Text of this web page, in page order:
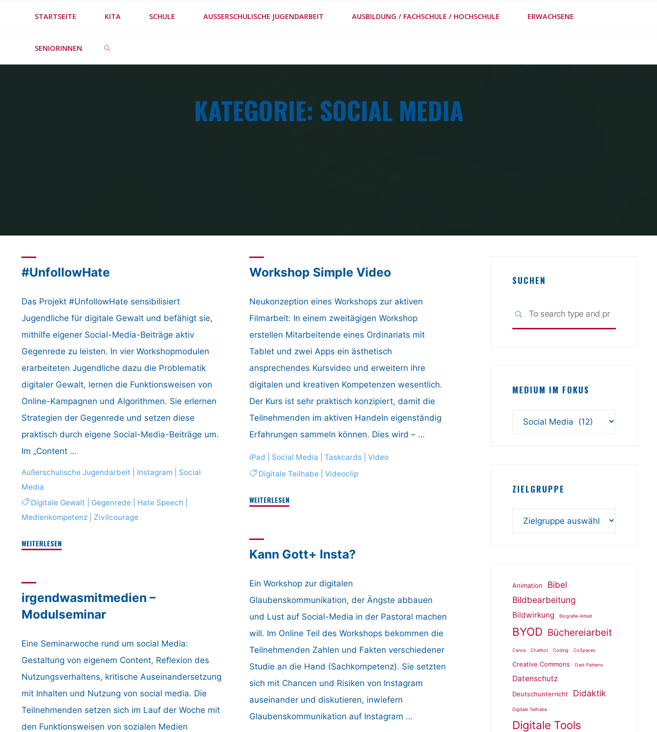
METHODENSTECKBRIEFE
STARTSEITE KITA SCHULE AUSSERSCHULISCHE JUGENDARBEIT AUSBILDUNG / FACHSCHULE / HOCHSCHULE ERWACHSENE
SENIORINNEN
KATEGORIE: SOCIAL MEDIA
#UnfollowHate
Das Projekt #UnfollowHate sensibilisiert
Jugendliche für digitale Gewalt und befähigt sie,
mithilfe eigener Social-Media-Beiträge aktiv
Gegenrede zu leisten. In vier Workshopmodulen
erarbeiteten Jugendliche dazu die Problematik
digitaler Gewalt, lernen die Funktionsweisen von
Online-Kampagnen und Algorithmen. Sie erlernen
Strategien der Gegenrede und setzen diese
praktisch durch eigene Social-Media-Beiträge um.
Im „Content …
Außerschulische Jugendarbeit Instagram
Social
Media
Digitale Gewalt
Gegenrede Hate Speech
Medienkompetenz
Zivilcourage
WEITERLESEN"#UnfollowHate"
Workshop Simple Video
Neukonzeption eines Workshops zur aktiven
Filmarbeit: In einem zweitägigen Workshop
erstellen Mitarbeitende eines Ordinariats mit
Tablet und zwei Apps ein ästhetisch
ansprechendes Kursvideo und erweitern ihre
digitalen und kreativen Kompetenzen wesentlich.
Der Kurs ist sehr praktisch konzipiert, damit die
Teilnehmenden im aktiven Handeln eigenständig
Erfahrungen sammeln können. Dies wird – …
iPad Social Media Taskcards
Video
Digitale Teilhabe |Videoclip
WEITERLESEN"Workshop
Kann Gott+ Insta?
Ein Workshop zur digitalen
Glaubenskommunikation, der Ängste abbauen
und Lust auf Social-Media in der Pastoral machen
will. Im Online Teil des Workshops bekommen die
Teilnehmenden Zahlen und Fakten verschiedener
Studie an die Hand (Sachkompetenz). Sie setzten
sich mit Chancen und Risiken von Instagram
auseinander und diskutieren, inwiefern
Glaubenskommunikation auf Instagram …
irgendwasmitmedien –
Modulseminar
Eine Seminarwoche rund um social Media:
Gestaltung von eigenem Content, Reflexion des
Nutzungsverhaltens, kritische Auseinandersetzung
mit Inhalten und Nutzung von social media. Die
Teilnehmenden setzen sich im Lauf der Woche mit
den Funktionsweisen von sozialen Medien
SUCHEN
SEARCH
MEDIUM IM FOKUS
ZIELGRUPPE
Animation
Bibel
Bildbearbeitung
Bildwirkung Biografie-Arbeit
BYOD Büchereiarbeit
Canva Chatbot Coding CoSpaces
Creative Commons Dark Patterns
Datenschutz
Deutschunterricht Didaktik
Digitale Teilhabe
Digitale Tools